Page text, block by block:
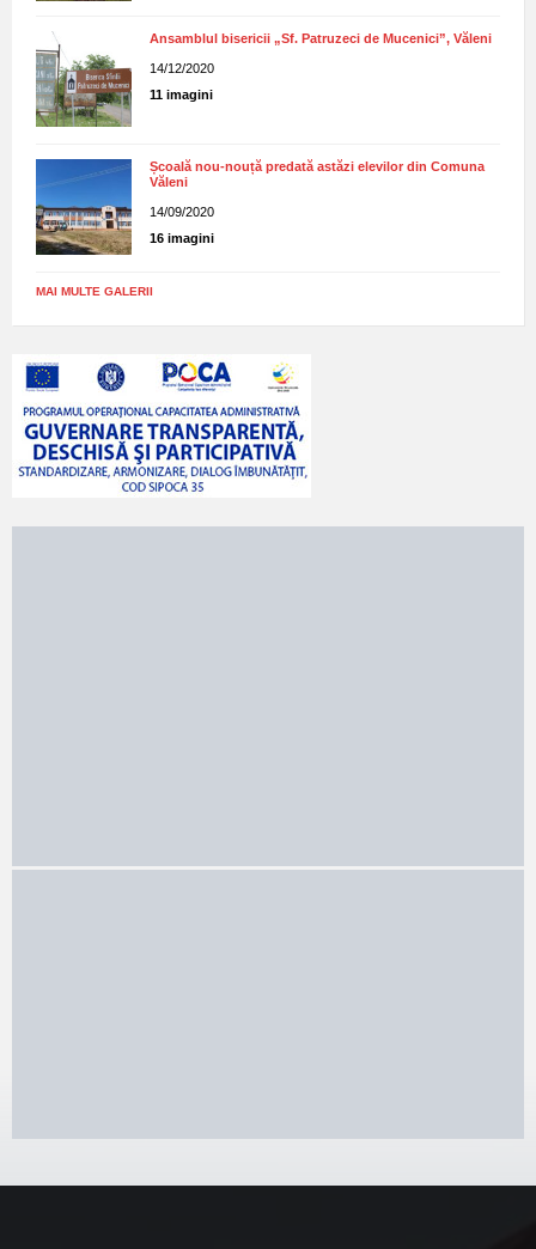
Ansamblul bisericii „Sf. Patruzeci de Mucenici”, Văleni
14/12/2020
11 imagini
Școală nou-nouță predată astăzi elevilor din Comuna
Văleni
14/09/2020
16 imagini
MAI MULTE GALERII